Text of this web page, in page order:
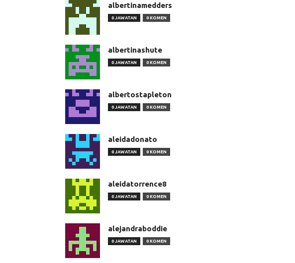
albertinamedders
0 JAWATAN 0 KOMEN
albertinashute
0 JAWATAN 0 KOMEN
albertostapleton
0 JAWATAN 0 KOMEN
aleidadonato
0 JAWATAN 0 KOMEN
aleidatorrence8
0 JAWATAN 0 KOMEN
alejandraboddie
0 JAWATAN 0 KOMEN